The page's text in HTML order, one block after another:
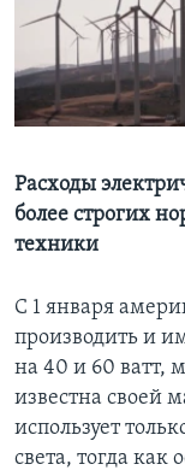
Learning English
СОЦИАЛЬНЫЕ СЕТИ
Языки
Расходы
более строгих
техники
C 1 января
производить и
на 40 и 60 ватт,
известна своей
использует
света, тогда как